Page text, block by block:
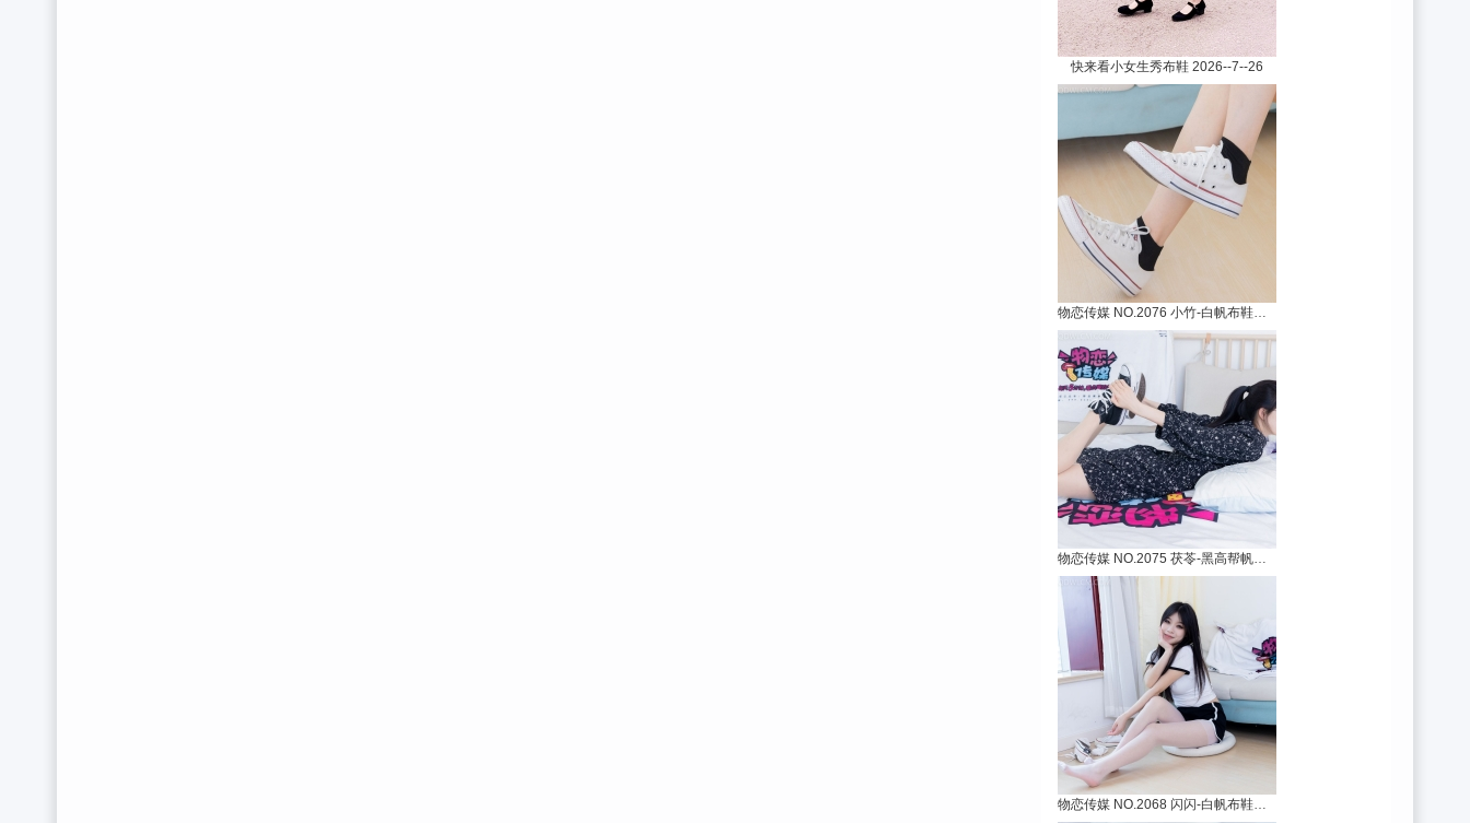
快来看小女生秀布鞋 2026--7--26
物恋传媒 NO.2076 小竹-白帆布鞋、白棉袜、
物恋传媒 NO.2075 茯苓-黑高帮帆布鞋、白棉
物恋传媒 NO.2068 闪闪-白帆布鞋、白棉袜、